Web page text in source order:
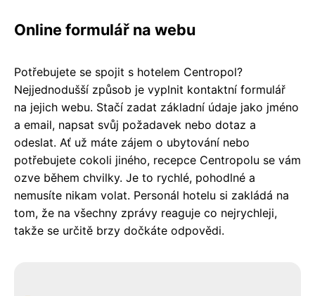
Online formulář na webu
Potřebujete se spojit s hotelem Centropol?
Nejjednodušší způsob je vyplnit kontaktní formulář
na jejich webu. Stačí zadat základní údaje jako jméno
a email, napsat svůj požadavek nebo dotaz a
odeslat. Ať už máte zájem o ubytování nebo
potřebujete cokoli jiného, recepce Centropolu se vám
ozve během chvilky. Je to rychlé, pohodlné a
nemusíte nikam volat. Personál hotelu si zakládá na
tom, že na všechny zprávy reaguje co nejrychleji,
takže se určitě brzy dočkáte odpovědi.